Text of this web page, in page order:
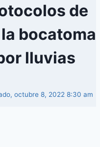
de
bocatoma
lluvias
octubre 8, 2022 8:30 am